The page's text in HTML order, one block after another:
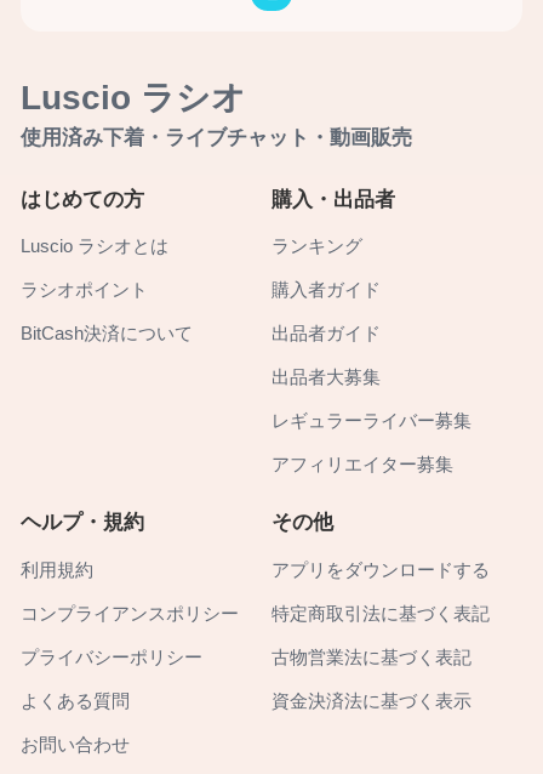
Luscio ラシオ
使用済み下着・ライブチャット・動画販売
はじめての方
Luscio ラシオとは
ラシオポイント
BitCash決済について
購入・出品者
ランキング
購入者ガイド
出品者ガイド
出品者大募集
レギュラーライバー募集
アフィリエイター募集
ヘルプ・規約
利用規約
コンプライアンスポリシー
プライバシーポリシー
よくある質問
お問い合わせ
その他
アプリをダウンロードする
特定商取引法に基づく表記
古物営業法に基づく表記
資金決済法に基づく表示